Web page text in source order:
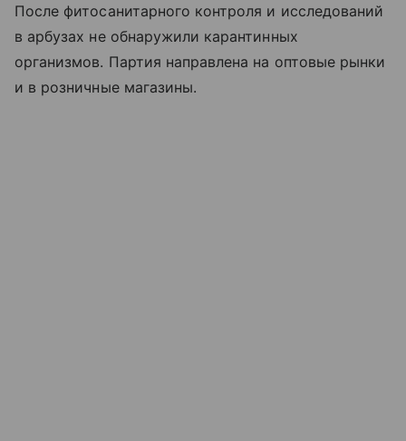
После фитосанитарного контроля и исследований
в арбузах не обнаружили карантинных
организмов. Партия направлена на оптовые рынки
и в розничные магазины.